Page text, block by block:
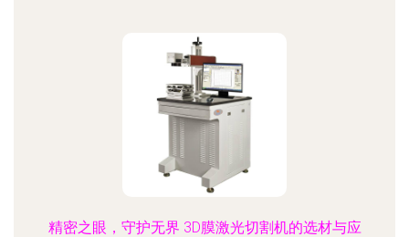
精密之眼，守护无界 3D膜激光切割机的选材与应